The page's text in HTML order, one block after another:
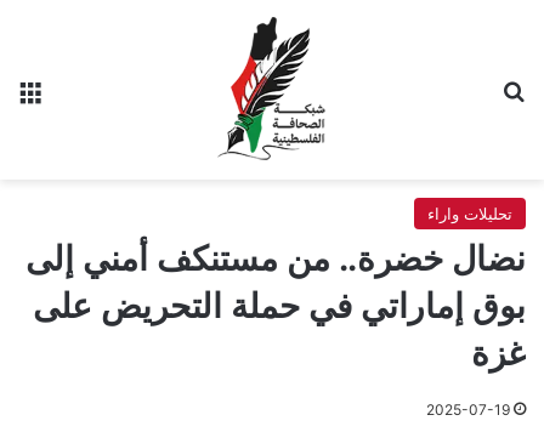
تحليلات واراء
نضال خضرة.. من مستنكف أمني إلى
بوق إماراتي في حملة التحريض على
غزة
2025-07-19